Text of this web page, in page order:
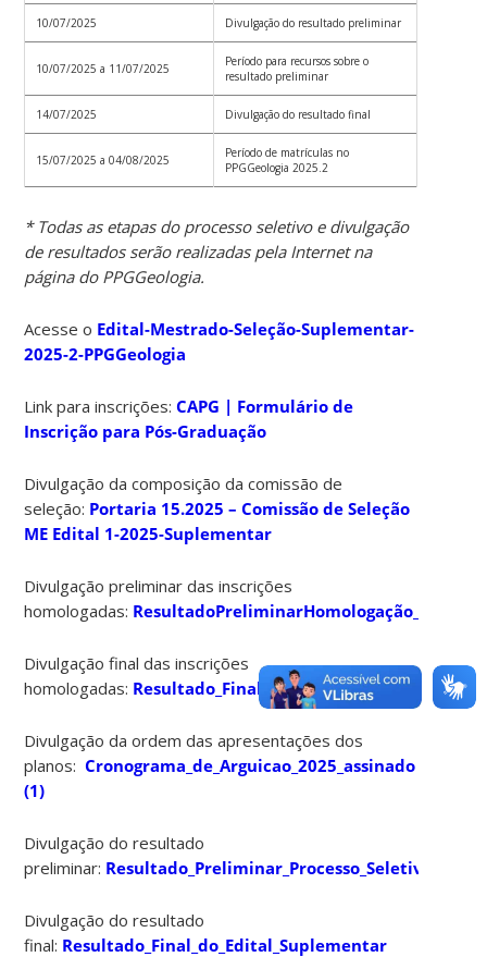
10/07/2025 Divulgação do resultado preliminar
10/07/2025 a 11/07/2025
Período para recursos sobre o
resultado preliminar
14/07/2025 Divulgação do resultado final
15/07/2025 a 04/08/2025
Período de matrículas no
PPGGeologia 2025.2
* Todas as etapas do processo seletivo e divulgação
de resultados serão realizadas pela Internet na
página do PPGGeologia.
Acesse o Edital-Mestrado-Seleção-Suplementar-
2025-2-PPGGeologia
Link para inscrições:CAPG | Formulário de
Inscrição para Pós-Graduação
Divulgação da composição da comissão de
seleção: Portaria 15.2025 – Comissão de Seleção
ME Edital 1-2025-Suplementar
Divulgação preliminar das inscrições
homologadas:
Divulgação final das inscrições
homologadas:
Divulgação da ordem das apresentações dos
planos:Cronograma_de_Arguicao_2025_assinado
(1)
Divulgação do resultado
preliminar:
Divulgação do resultado
final: Resultado_Final_do_Edital_Suplementar